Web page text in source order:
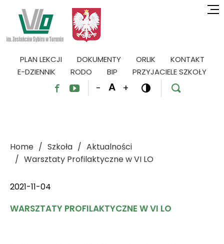
PLAN LEKCJI DOKUMENTY ORLIK
KONTAKT
E-DZIENNIK
RODO BIP PRZYJACIELE SZKOŁY
  - A +  
Home Szkoła
Aktualności
Warsztaty Profilaktyczne w VI LO
2021-11-04
WARSZTATY PROFILAKTYCZNE W VI LO